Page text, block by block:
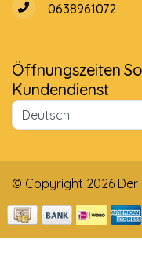
0638961072
Öffnungszeiten
Kundendienst
© Copyright 2026 Der